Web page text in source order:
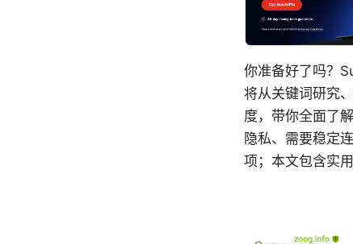
你准备好了吗？
将从关键词研究
度，带你全面了
隐私、需要稳定
项；本文包含实